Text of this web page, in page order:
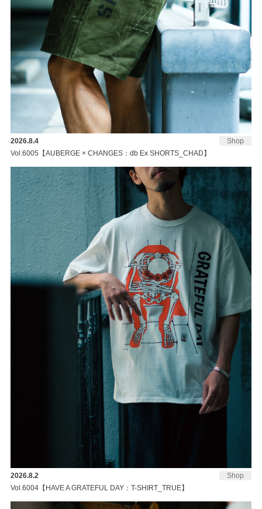
Shop
2026.8.4
Vol.6005【AUBERGE × CHANGES：db Ex SHORTS_CHAD】
Shop
2026.8.2
Vol.6004【HAVE A GRATEFUL DAY：T-SHIRT_TRUE】